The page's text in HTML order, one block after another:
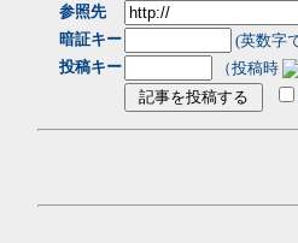
参照先
暗証キー
(英数字
投稿キー
（投稿時